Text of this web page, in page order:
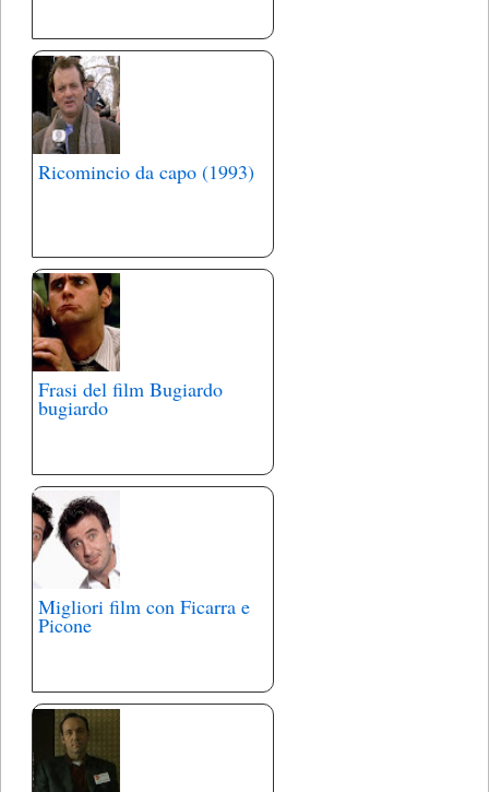
Ricomincio da capo (1993)
Frasi del film Bugiardo
bugiardo
Migliori film con Ficarra e
Picone